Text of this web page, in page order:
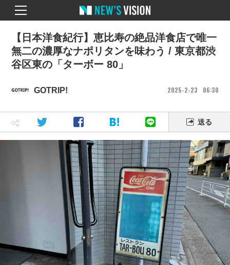
GOTRIP! 2025 2 23 06 30
【日本洋食紀行】恵比寿の絶品洋食店で唯一
無二の濃厚なナポリタンを味わう / 東京都渋
谷区東の「ターボー 80」
送る